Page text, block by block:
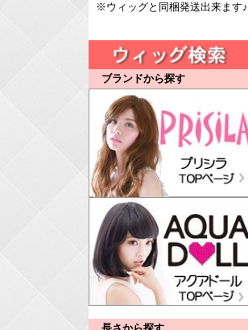
※ウィッグと同梱発送出来ます♪
ブランドから探す